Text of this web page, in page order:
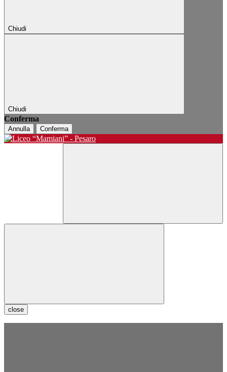
Chiudi
Chiudi
Conferma
Annulla Conferma
close